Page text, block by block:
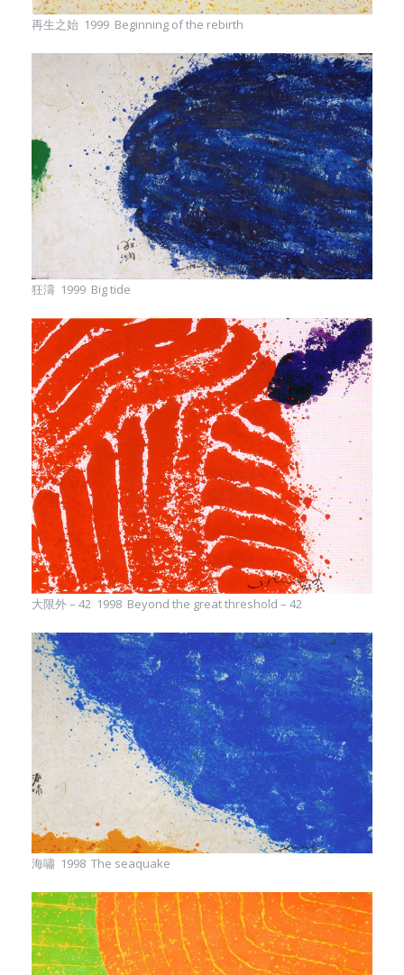
再生之始 1999 Beginning of the rebirth
狂濤 1999 Big tide
大限外 – 42 1998 Beyond the great threshold – 42
海嘯 1998 The seaquake